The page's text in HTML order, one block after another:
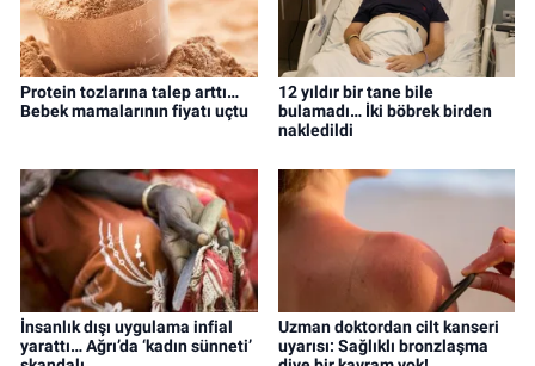
Protein tozlarına talep arttı…
Bebek mamalarının fiyatı uçtu
12 yıldır bir tane bile
bulamadı… İki böbrek birden
nakledildi
İnsanlık dışı uygulama infial
yarattı… Ağrı’da ‘kadın sünneti’
Uzman doktordan cilt kanseri
uyarısı: Sağlıklı bronzlaşma